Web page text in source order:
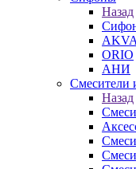
Назад
ORIO
АНИ
Смесители
Назад